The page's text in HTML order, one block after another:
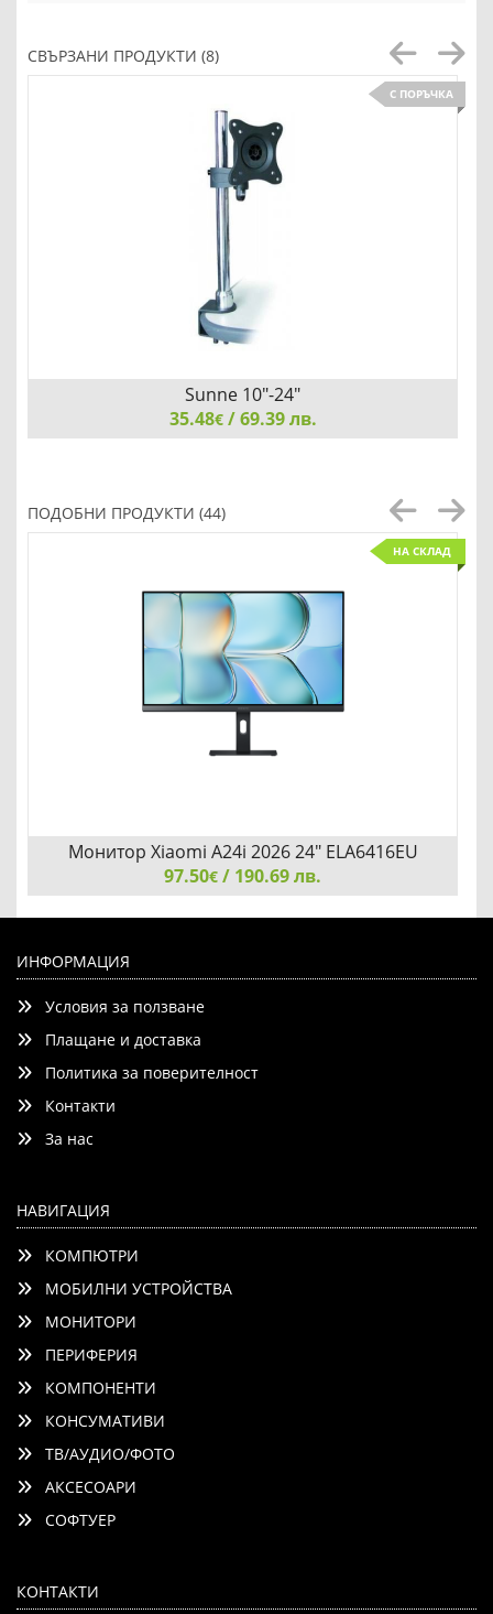
СВЪРЗАНИ ПРОДУКТИ (8)
С ПОРЪЧКА
15kg, Pivot 360°, max VESA 75-100x75-100, height
adjustable up to 400 mm, screen to holder - 119 mm
Детайли
Sunne 10"-24"
35.48€/ 69.39 лв.
ПОДОБНИ ПРОДУКТИ (44)
НА СКЛАД
Монитор Xiaomi A24i 2026 24" ELA6416EU
97.50€ / 190.69 лв.
ИНФОРМАЦИЯ
Условия за ползване
Плащане и доставка
Политика за поверителност
Контакти
За нас
НАВИГАЦИЯ
КОМПЮТРИ
МОБИЛНИ УСТРОЙСТВА
МОНИТОРИ
ПЕРИФЕРИЯ
КОМПОНЕНТИ
КОНСУМАТИВИ
ТВ/АУДИО/ФОТО
АКСЕСОАРИ
СОФТУЕР
КОНТАКТИ